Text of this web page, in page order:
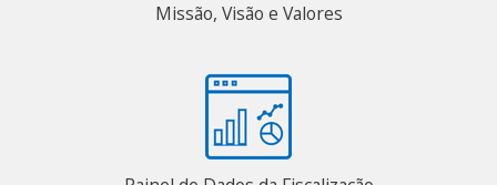
Missão, Visão e Valores